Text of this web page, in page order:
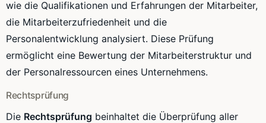
wie die Qualifikationen und Erfahrungen der Mitarbeiter,
die Mitarbeiterzufriedenheit und die
Personalentwicklung analysiert. Diese Prüfung
ermöglicht eine Bewertung der Mitarbeiterstruktur und
der Personalressourcen eines Unternehmens.
Rechtsprüfung
Die Rechtsprüfung beinhaltet die Überprüfung aller